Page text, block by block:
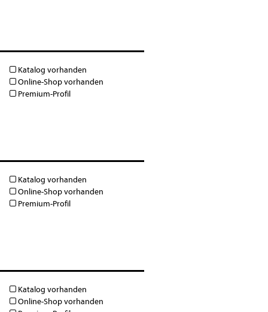
Katalog vorhanden
Online-Shop vorhanden
Premium-Profil
Katalog vorhanden
Online-Shop vorhanden
Premium-Profil
Katalog vorhanden
Online-Shop vorhanden